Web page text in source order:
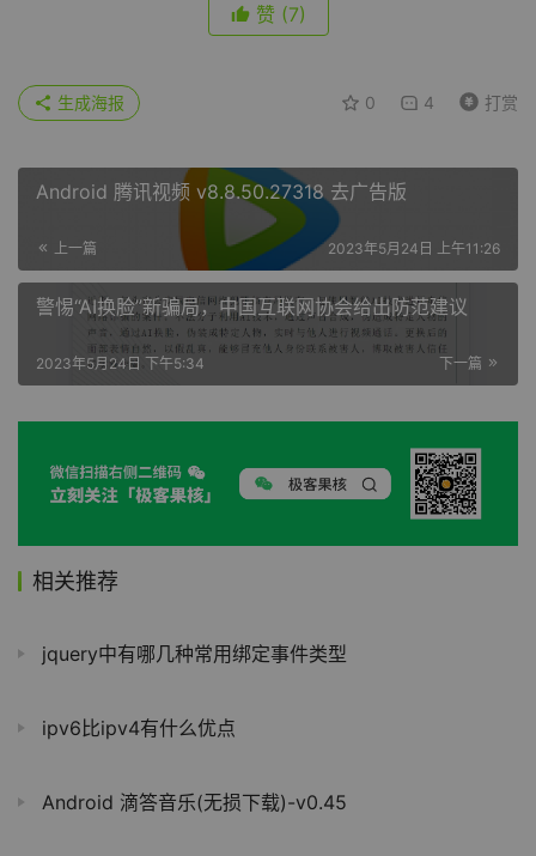
赞 (7)
0 4 打赏
生成海报
Android 腾讯视频 v8.8.50.27318 去广告版
上一篇 2023年5月24日 上午11:26
警惕“AI换脸”新骗局，中国互联网协会给出防范建议
下一篇
2023年5月24日 下午5:34
相关推荐
jquery中有哪几种常用绑定事件类型
ipv6比ipv4有什么优点
Android 滴答音乐(无损下载)-v0.45